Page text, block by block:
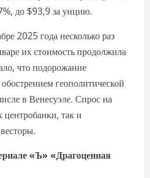
до $93,9 за унцию.
2025 года несколько раз
их стоимость продолжила
что подорожание
геополитической
в Венесуэле. Спрос на
центробанки, так и
«Ъ» «Драгоценная